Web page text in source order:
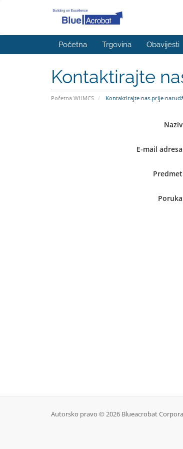
Početna Trgovina Obavijesti
Kontaktirajte
Početna WHMCS Kontaktirajte nas prije
Naziv
E-mail adresa
Predmet
Poruka
Autorsko pravo © 2026 Blueacrobat